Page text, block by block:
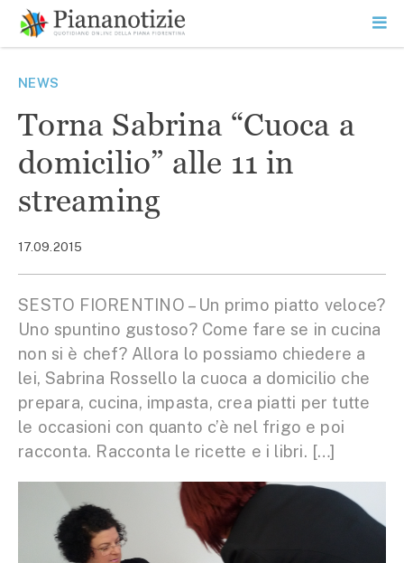
contenuto
SEARCH
NEWS
Torna Sabrina “Cuoca a
domicilio” alle 11 in
streaming
17.09.2015
SESTO FIORENTINO – Un primo piatto veloce?
Uno spuntino gustoso? Come fare se in cucina
non si è chef? Allora lo possiamo chiedere a
lei, Sabrina Rossello la cuoca a domicilio che
prepara, cucina, impasta, crea piatti per tutte
le occasioni con quanto c’è nel frigo e poi
racconta. Racconta le ricette e i libri. […]